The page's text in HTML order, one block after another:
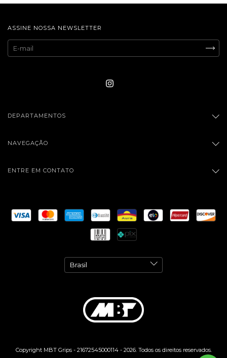
ASSINE NOSSA NEWSLETTER
DEPARTAMENTOS
NAVEGAÇÃO
ENTRE EM CONTATO
Copyright MBT Grips - 21672545000114 - 2026. Todos os direitos reservados.